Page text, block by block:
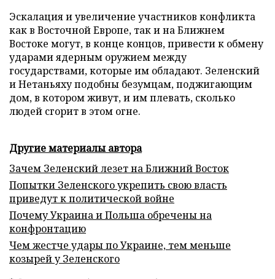
Эскалация и увеличение участников конфликта
как в Восточной Европе, так и на Ближнем
Востоке могут, в конце концов, привести к обмену
ударами ядерным оружием между
государствами, которые им обладают. Зеленский
и Нетаньяху подобны безумцам, поджигающим
дом, в котором живут, и им плевать, сколько
людей сгорит в этом огне.
Другие материалы автора
Зачем Зеленский лезет на Ближний Восток
Попытки Зеленского укрепить свою власть
приведут к политической войне
Почему Украина и Польша обречены на
конфронтацию
Чем жестче удары по Украине, тем меньше
козырей у Зеленского